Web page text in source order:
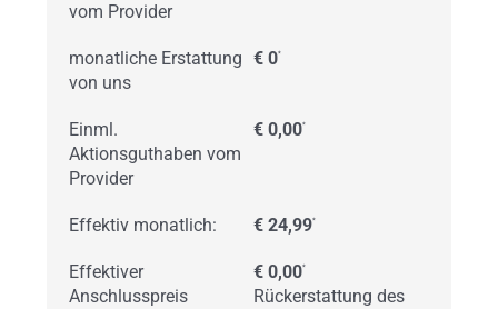
vom Provider
monatliche Erstattung
von uns
€ 0*
Einml.
Aktionsguthaben vom
Provider
€ 0,00*
Effektiv monatlich: € 24,99*
Effektiver
Anschlusspreis
€ 0,00*
Rückerstattung des